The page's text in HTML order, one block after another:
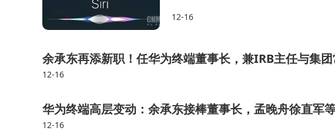
12-16
余承东再添新职！任华为终端董事长，兼IRB主任与集
12-16
华为终端高层变动：余承东接棒董事长，孟晚舟徐直军
12-16